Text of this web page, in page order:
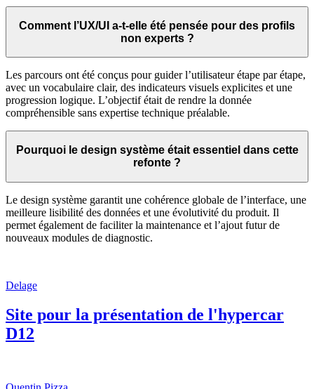
Comment l’UX/UI a-t-elle été pensée pour des profils
non experts ?
Les parcours ont été conçus pour guider l’utilisateur étape par étape,
avec un vocabulaire clair, des indicateurs visuels explicites et une
progression logique. L’objectif était de rendre la donnée
compréhensible sans expertise technique préalable.
Pourquoi le design système était essentiel dans cette
refonte ?
Le design système garantit une cohérence globale de l’interface, une
meilleure lisibilité des données et une évolutivité du produit. Il
permet également de faciliter la maintenance et l’ajout futur de
nouveaux modules de diagnostic.
Delage
Site pour la présentation de l'hypercar
D12